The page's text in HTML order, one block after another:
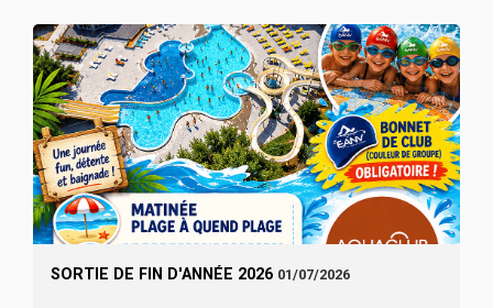
SORTIE DE FIN D'ANNÉE 2026 01/07/2026